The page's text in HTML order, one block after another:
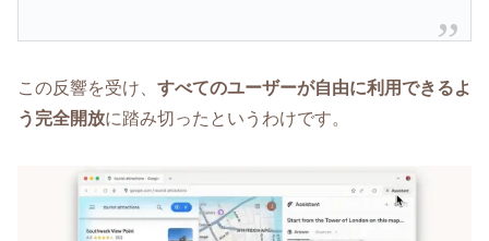
この反響を受け、 すべてのユーザーが自由に利用できるよ
う完全開放に踏み切ったというわけです。